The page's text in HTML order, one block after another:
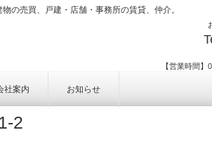
の売買、戸建・店舗・事務所の賃貸、仲介。
【営業時間
社案内
事業内容
お知らせ
2